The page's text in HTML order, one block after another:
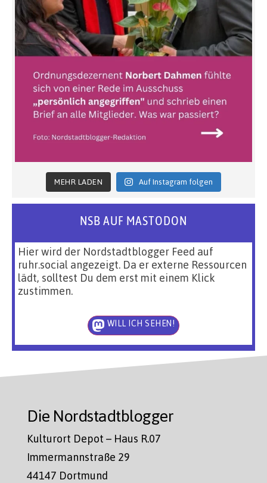
MEHR LADEN Auf Instagram folgen
NSB AUF MASTODON
Hier wird der Nordstadtblogger Feed auf
ruhr.social angezeigt. Da er externe Ressourcen
lädt, solltest Du dem erst mit einem Klick
zustimmen.
WILL ICH SEHEN!
Die Nordstadtblogger
Kulturort Depot – Haus R.07
Immermannstraße 29
44147 Dortmund